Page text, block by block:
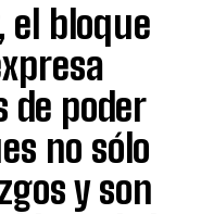
el bloque
de poder
no sólo
y son